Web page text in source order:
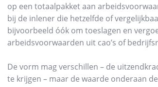
op een totaalpakket aan
bij de inlener die hetzelfde of
bijvoorbeeld óók om toeslagen en
arbeidsvoorwaarden uit cao’s of
De vorm mag verschillen – de
te krijgen – maar de waarde onderaan